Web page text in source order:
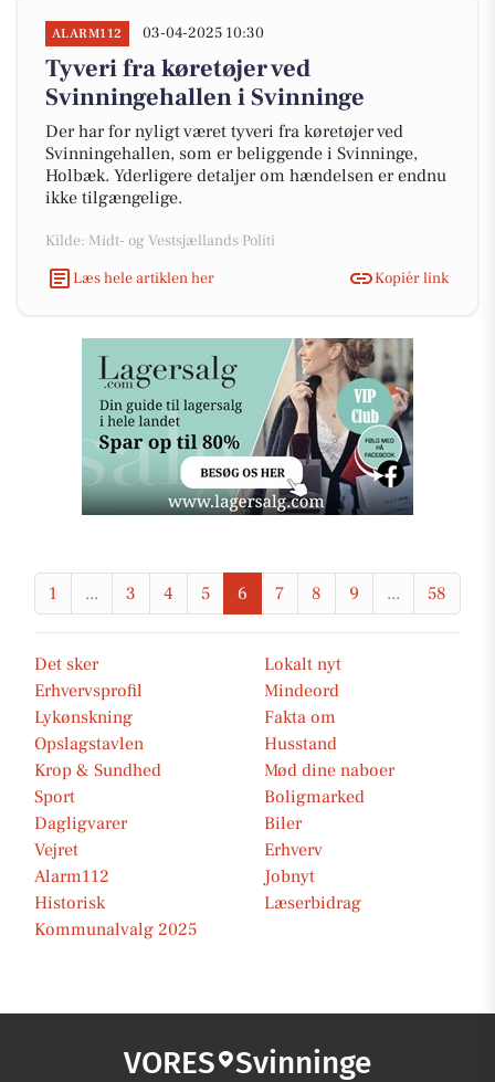
ALARM112 03-04-2025 10:30
Tyveri fra køretøjer ved
Svinningehallen i Svinninge
Der har for nyligt været tyveri fra køretøjer ved
Svinningehallen, som er beliggende i Svinninge,
Holbæk. Yderligere detaljer om hændelsen er endnu
ikke tilgængelige.
Kilde: Midt- og Vestsjællands Politi
Læs hele artiklen her
Kopiér link
1 ... 3 4 5 6 7 8 9 ... 58
Det sker
Lokalt nyt
Erhvervsprofil
Mindeord
Lykønskning
Fakta om
Opslagstavlen
Husstand
Krop & Sundhed
Mød dine naboer
Sport
Boligmarked
Dagligvarer
Biler
Vejret
Erhverv
Alarm112
Jobnyt
Historisk
Læserbidrag
Kommunalvalg 2025
VORES Svinninge